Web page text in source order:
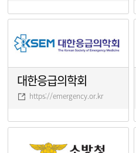
대한응급의학회
https://emergency.or.kr